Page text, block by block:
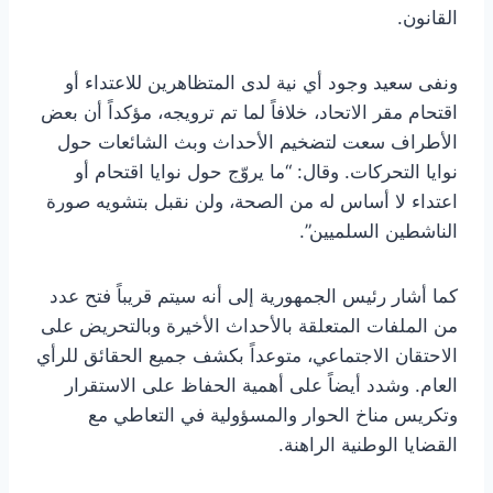
القانون.
ونفى سعيد وجود أي نية لدى المتظاهرين للاعتداء أو
اقتحام مقر الاتحاد، خلافاً لما تم ترويجه، مؤكداً أن بعض
الأطراف سعت لتضخيم الأحداث وبث الشائعات حول
نوايا التحركات. وقال: “ما يروّج حول نوايا اقتحام أو
اعتداء لا أساس له من الصحة، ولن نقبل بتشويه صورة
الناشطين السلميين”.
كما أشار رئيس الجمهورية إلى أنه سيتم قريباً فتح عدد
من الملفات المتعلقة بالأحداث الأخيرة وبالتحريض على
الاحتقان الاجتماعي، متوعداً بكشف جميع الحقائق للرأي
العام. وشدد أيضاً على أهمية الحفاظ على الاستقرار
وتكريس مناخ الحوار والمسؤولية في التعاطي مع
القضايا الوطنية الراهنة.